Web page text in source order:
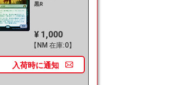
黒R
¥ 1,000
【NM 在庫:0】
入荷時に通知